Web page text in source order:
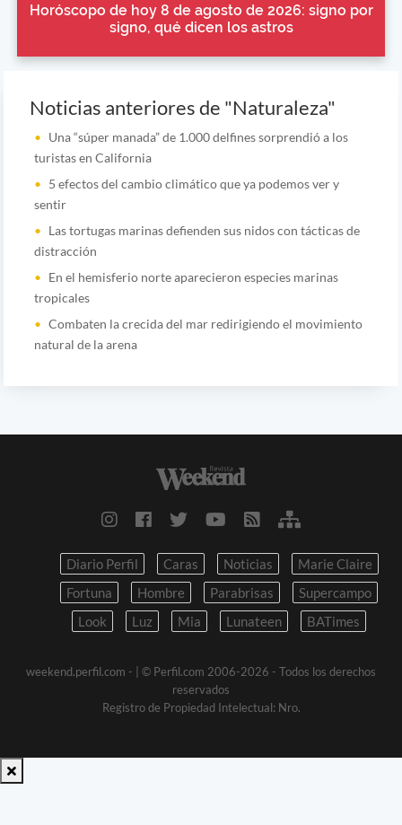
Horóscopo de hoy 8 de agosto de 2026: signo por
signo, qué dicen los astros
Noticias anteriores de "Naturaleza"
Una “súper manada” de 1.000 delfines sorprendió a los
turistas en California
5 efectos del cambio climático que ya podemos ver y
sentir
Las tortugas marinas defienden sus nidos con tácticas de
distracción
En el hemisferio norte aparecieron especies marinas
tropicales
Combaten la crecida del mar redirigiendo el movimiento
natural de la arena
Diario Perfil Caras Noticias
Marie Claire
Fortuna
Hombre Parabrisas
Supercampo
Look
Luz Mia Lunateen BATimes
weekend.perfil.com -
| © Perfil.com 2006-2026 - Todos los derechos
reservados
Registro de Propiedad Intelectual: Nro.